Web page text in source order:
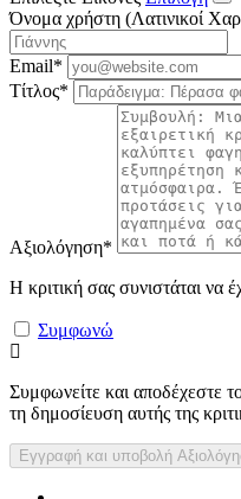
Όνομα χρήστη (Λατινικοί
Email*
Τίτλος*
Αξιολόγηση*
Η κριτική σας συνιστάται να
Συμφωνώ
Συμφωνείτε και αποδέχεστε
τη δημοσίευση αυτής της